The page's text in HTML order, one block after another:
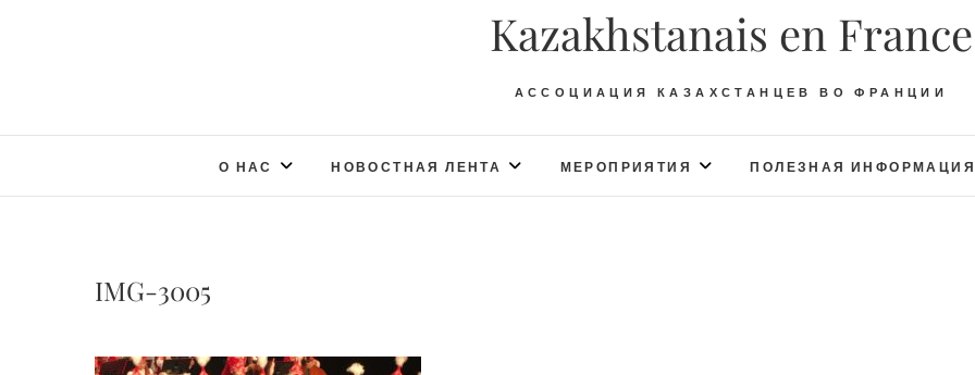
Kazakhstanais en France
АССОЦИАЦИЯ КАЗАХСТАНЦЕВ ВО ФРАНЦИИ
О НАС НОВОСТНАЯ ЛЕНТА МЕРОПРИЯТИЯ ПОЛЕЗНАЯ ИНФОРМАЦИЯ
IMG-3005